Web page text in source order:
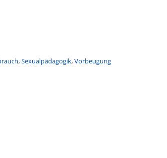
,Sexualpädagogik,Vorbeugung